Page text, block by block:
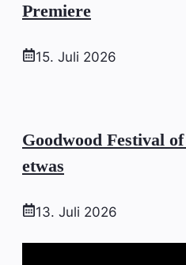
Premiere
15. Juli 2026
Goodwood Festival
etwas
13. Juli 2026